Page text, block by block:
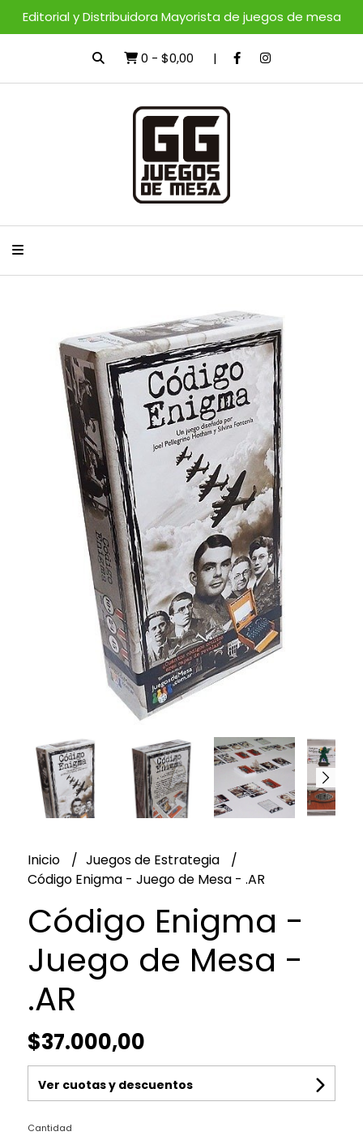
Editorial y Distribuidora Mayorista de juegos de mesa
0 - $0,00
Inicio
Juegos de Estrategia
Código Enigma - Juego de Mesa - .AR
Código Enigma -
Juego de Mesa -
.AR
$37.000,00
Ver cuotas y descuentos
Cantidad